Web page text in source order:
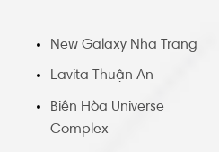
New Galaxy Nha Trang
Lavita Thuận An
Biên Hòa Universe
Complex